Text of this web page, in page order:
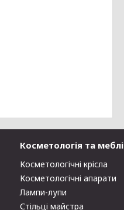
Косметологія та меблі
Косметологічні крісла
Косметологічні апарати
Лампи-лупи
Стільці майстра